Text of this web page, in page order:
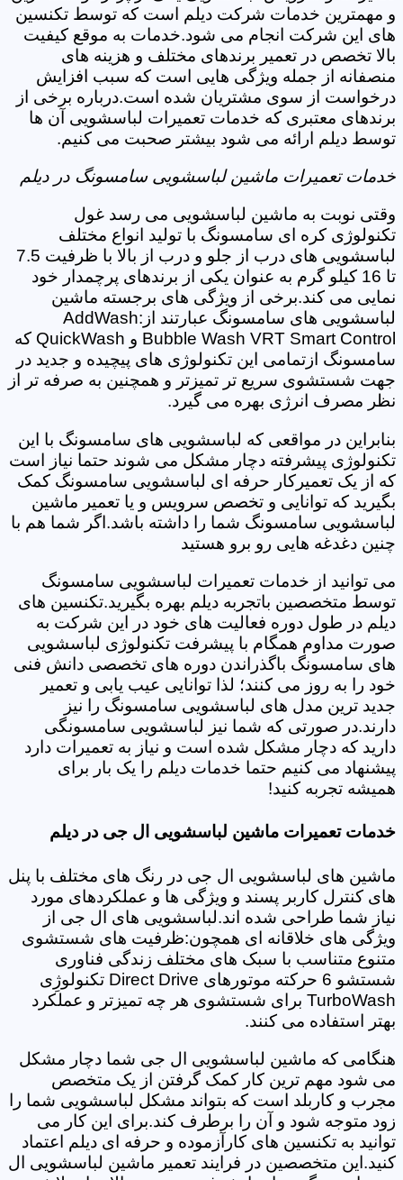
و مهمترین خدمات شرکت دیلم است که توسط تکنسین
های این شرکت انجام می شود.خدمات به موقع کیفیت
بالا تخصص در تعمیر برندهای مختلف و هزینه های
منصفانه از جمله ویژگی هایی است که سبب افزایش
درخواست از سوی مشتریان شده است.درباره برخی از
برندهای معتبری که خدمات تعمیرات لباسشویی آن ها
توسط دیلم ارائه می شود بیشتر صحبت می کنیم.
خدمات تعمیرات ماشین لباسشویی سامسونگ در دیلم
وقتی نوبت به ماشین لباسشویی می رسد غول
تکنولوژی کره ای سامسونگ با تولید انواع مختلف
لباسشویی های درب از جلو و درب از بالا با ظرفیت 7.5
تا 16 کیلو گرم به عنوان یکی از برندهای پرچمدار خود
نمایی می کند.برخی از ویژگی های برجسته ماشین
لباسشویی های سامسونگ عبارتند از:AddWash
Bubble Wash VRT Smart Control و QuickWash که
سامسونگ ازتمامی این تکنولوژی های پیچیده و جدید در
جهت شستشوی سریع تر تمیزتر و همچنین به صرفه تر از
نظر مصرف انرژی بهره می گیرد.
بنابراین در مواقعی که لباسشویی های سامسونگ با این
تکنولوژی پیشرفته دچار مشکل می شوند حتما نیاز است
که از یک تعمیرکار حرفه ای لباسشویی سامسونگ کمک
بگیرید که توانایی و تخصص سرویس و یا تعمیر ماشین
لباسشویی سامسونگ شما را داشته باشد.اگر شما هم با
چنین دغدغه هایی رو برو هستید
می توانید از خدمات تعمیرات لباسشویی سامسونگ
توسط متخصصین باتجربه دیلم بهره بگیرید.تکنسین های
دیلم در طول دوره فعالیت های خود در این شرکت به
صورت مداوم همگام با پیشرفت تکنولوژی لباسشویی
های سامسونگ باگذراندن دوره های تخصصی دانش فنی
خود را به روز می کنند؛ لذا توانایی عیب یابی و تعمیر
جدید ترین مدل های لباسشویی سامسونگ را نیز
دارند.در صورتی که شما نیز لباسشویی سامسونگی
دارید که دچار مشکل شده است و نیاز به تعمیرات دارد
پیشنهاد می کنیم حتما خدمات دیلم را یک بار برای
همیشه تجربه کنید!
خدمات تعمیرات ماشین لباسشویی ال جی در دیلم
ماشین های لباسشویی ال جی در رنگ های مختلف با پنل
های کنترل کاربر پسند و ویژگی ها و عملکردهای مورد
نیاز شما طراحی شده اند.لباسشویی های ال جی از
ویژگی های خلاقانه ای همچون:ظرفیت های شستشوی
متنوع متناسب با سبک های مختلف زندگی فناوری
شستشو 6 حرکته موتورهای Direct Drive تکنولوژِی
TurboWash برای شستشوی هر چه تمیزتر و عملکرد
بهتر استفاده می کنند.
هنگامی که ماشین لباسشویی ال جی شما دچار مشکل
می شود مهم ترین کار کمک گرفتن از یک متخصص
مجرب و کاربلد است که بتواند مشکل لباسشویی شما را
زود متوجه شود و آن را برطرف کند.برای این کار می
توانید به تکنسین های کارآزموده و حرفه ای دیلم اعتماد
کنید.این متخصصین در فرایند تعمیر ماشین لباسشویی ال